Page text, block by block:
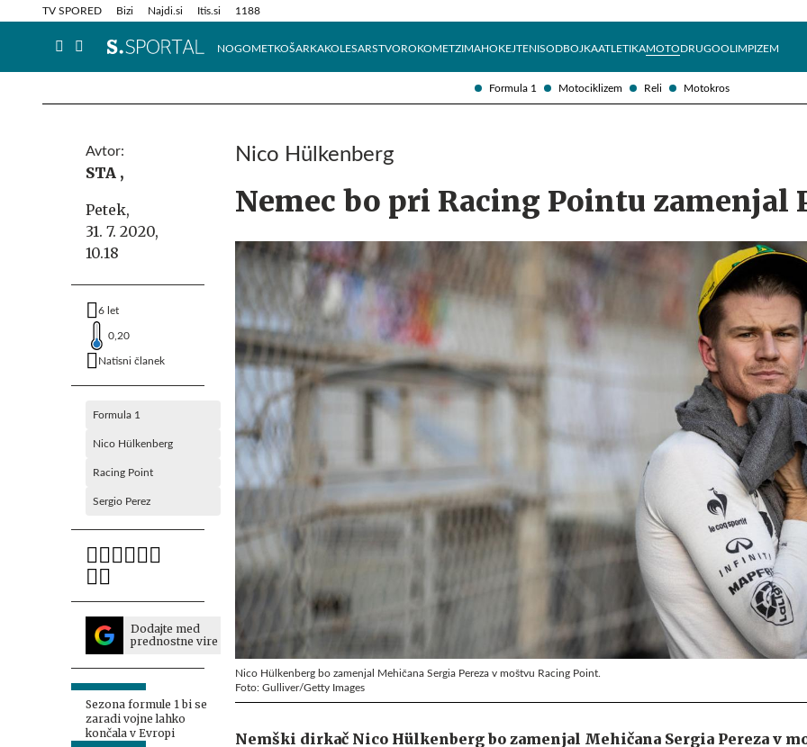
Formula 1 Motociklizem Reli Motokros
TV SPORED Bizi Najdi.si Itis.si 1188
NOGOMETKOŠARKAKOLESARSTVOROKOMETZIMAHOKEJTENISODBOJKAATLETIKAMOTODRUGOOLIMPIZEM
Info in obvestila Tehnik
Avtor:
STA ,
Petek,
31. 7. 2020,
10.18
6 let
0,20
Natisni članek
Formula 1
Nico Hülkenberg
Racing Point
Sergio Perez
Dodajte med
prednostne vire
Sezona formule 1 bi se
zaradi vojne lahko
končala v Evropi
Nico Hülkenberg
Nemec bo pri Racing Pointu zamenjal
Nico Hülkenberg bo zamenjal Mehičana Sergia Pereza v moštvu Racing Point.
Foto: Gulliver/Getty Images
Nemški dirkač Nico Hülkenberg bo zamenjal Mehičana Sergia Pereza v